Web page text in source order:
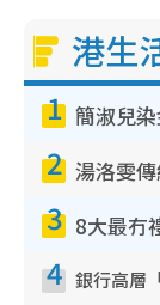
港生
1
2
3
4